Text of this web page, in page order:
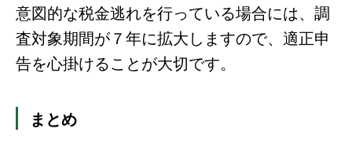
意図的な税金逃れを行っている場合には、調
査対象期間が７年に拡大しますので、適正申
告を心掛けることが大切です。
まとめ